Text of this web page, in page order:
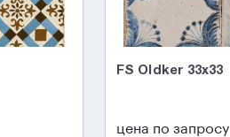
FS Oldker 33x33
цена по запросу